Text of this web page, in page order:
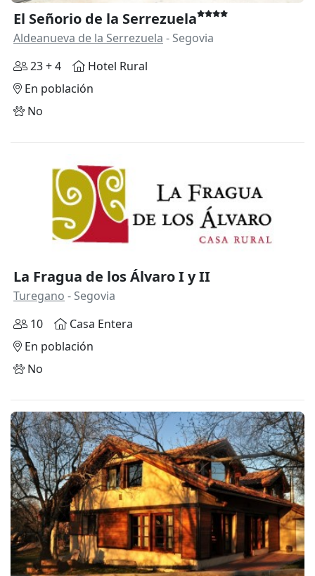
El Señorio de la Serrezuela
Aldeanueva de la Serrezuela - Segovia
23 + 4
Hotel Rural
En población
No
Anterior
La Fragua de los Álvaro I y II
Turegano - Segovia
10
Casa Entera
En población
No